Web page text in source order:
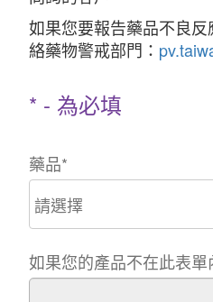
如果您要報告藥品不良
絡藥物警戒部門：
* - 為必填
藥品*
如果您的產品不在此表